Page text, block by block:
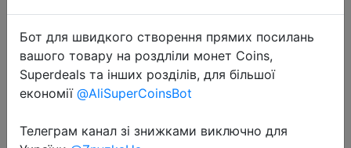
2022-05-26
Бот для швидкого створення прямих посилань
вашого товару на роздліли монет Coins,
Superdeals та інших розділів, для більшої
економії @AliSuperCoinsBot
Телеграм канал зі знижками виключно для